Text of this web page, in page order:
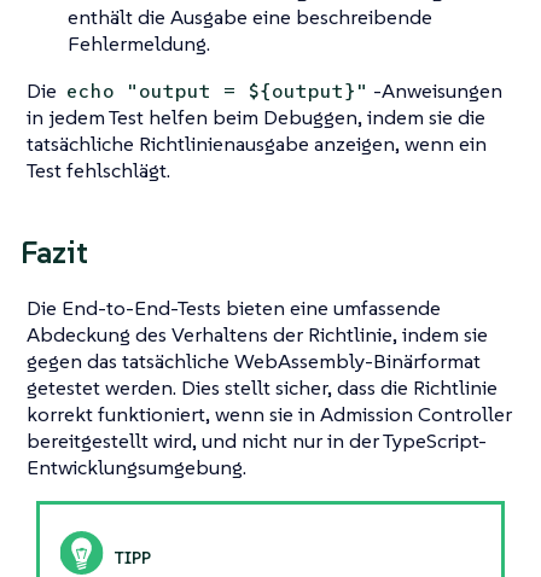
enthält die Ausgabe eine beschreibende
Fehlermeldung.
Die echo "output = ${output}" -Anweisungen
in jedem Test helfen beim Debuggen, indem sie die
tatsächliche Richtlinienausgabe anzeigen, wenn ein
Test fehlschlägt.
Fazit
Die End-to-End-Tests bieten eine umfassende
Abdeckung des Verhaltens der Richtlinie, indem sie
gegen das tatsächliche WebAssembly-Binärformat
getestet werden. Dies stellt sicher, dass die Richtlinie
korrekt funktioniert, wenn sie in Admission Controller
bereitgestellt wird, und nicht nur in der TypeScript-
Entwicklungsumgebung.